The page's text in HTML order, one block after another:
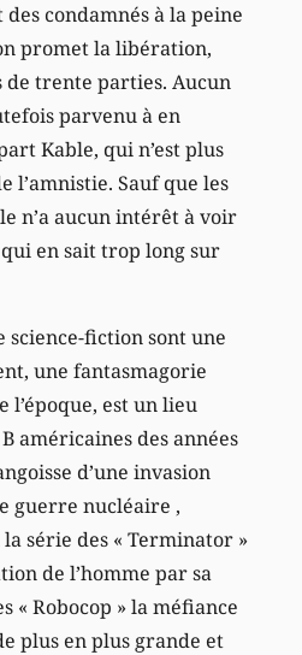
condamnés à la peine
promet la libération,
de trente parties. Aucun
parvenu à en
Kable, qui n’est plus
l’amnistie. Sauf que les
n’a aucun intérêt à voir
en sait trop long sur
science-fiction sont une
une fantasmagorie
l’époque, est un lieu
américaines des années
d’une invasion
guerre nucléaire ,
série des « Terminator »
de l’homme par sa
« Robocop » la méfiance
plus en plus grande et